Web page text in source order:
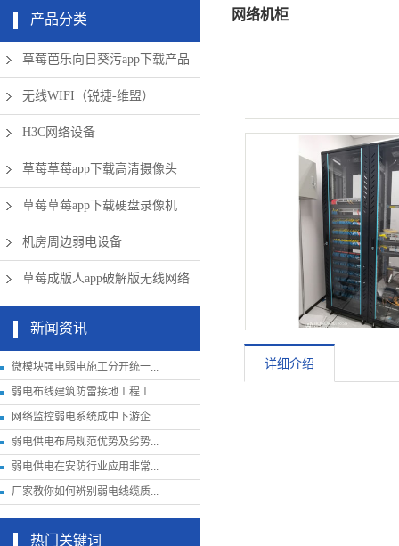
产品分类
草莓芭乐向日葵污app下载产品
无线WIFI（锐捷-维盟）
H3C网络设备
草莓草莓app下载高清摄像头
草莓草莓app下载硬盘录像机
机房周边弱电设备
草莓成版人app破解版无线网络
新闻资讯
微模块强电弱电施工分开统一...
弱电布线建筑防雷接地工程工...
网络监控弱电系统成中下游企...
弱电供电布局规范优势及劣势...
弱电供电在安防行业应用非常...
厂家教你如何辨别弱电线缆质...
热门关键词
网络机柜
详细介绍